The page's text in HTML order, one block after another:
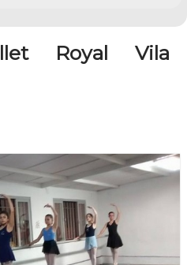
Royal Vila